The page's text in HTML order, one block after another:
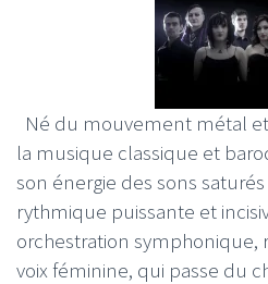
Né du mouvement métal
la musique classique et
son énergie des sons
rythmique puissante et
orchestration symphonique,
voix féminine, qui passe du